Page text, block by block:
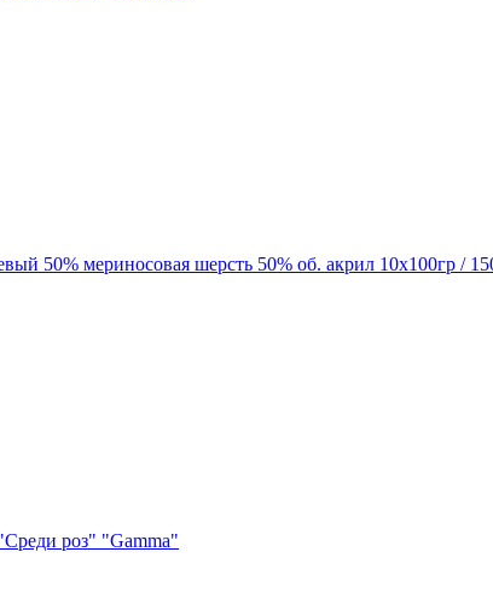
50% мериносовая шерсть 50% об. акрил 10х100гр /
роз" "Gamma"